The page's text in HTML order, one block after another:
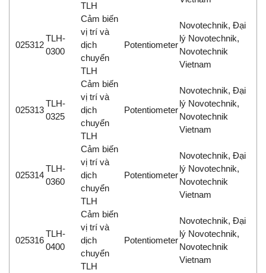
TLH
025312
TLH-
0300
Cảm biến
vị trí và
dịch
chuyển
TLH
Potentiometer
Novotechnik, Đại
lý Novotechnik,
Novotechnik
Vietnam
025313
TLH-
0325
Cảm biến
vị trí và
dịch
chuyển
TLH
Potentiometer
Novotechnik, Đại
lý Novotechnik,
Novotechnik
Vietnam
025314
TLH-
0360
Cảm biến
vị trí và
dịch
chuyển
TLH
Potentiometer
Novotechnik, Đại
lý Novotechnik,
Novotechnik
Vietnam
025316
TLH-
0400
Cảm biến
vị trí và
dịch
chuyển
TLH
Potentiometer
Novotechnik, Đại
lý Novotechnik,
Novotechnik
Vietnam